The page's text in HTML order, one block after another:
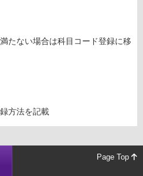
たない場合は科目コード登録に移
方法を記載
Page Top